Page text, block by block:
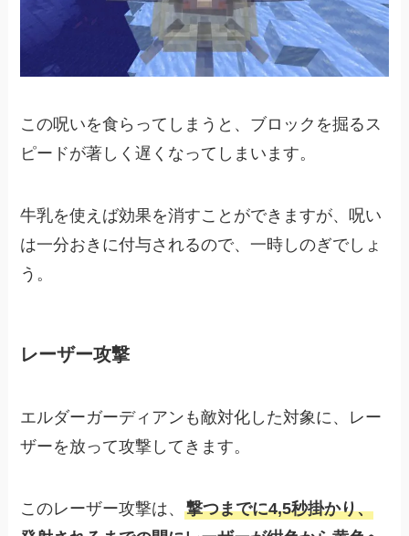
この呪いを食らってしまうと、ブロックを掘るス
ピードが著しく遅くなってしまいます。
牛乳を使えば効果を消すことができますが、呪い
は一分おきに付与されるので、一時しのぎでしょ
う。
レーザー攻撃
エルダーガーディアンも敵対化した対象に、レー
ザーを放って攻撃してきます。
このレーザー攻撃は、撃つまでに4,5秒掛かり、